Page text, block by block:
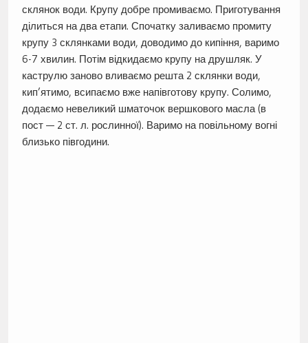
склянок води. Крупу добре промиваємо. Приготування
ділиться на два етапи. Спочатку заливаємо промиту
крупу 3 склянками води, доводимо до кипіння, варимо
6-7 хвилин. Потім відкидаємо крупу на друшляк. У
каструлю заново вливаємо решта 2 склянки води,
кип’ятимо, всипаємо вже напівготову крупу. Солимо,
додаємо невеликий шматочок вершкового масла (в
пост — 2 ст. л. рослинної). Варимо на повільному вогні
близько півгодини.